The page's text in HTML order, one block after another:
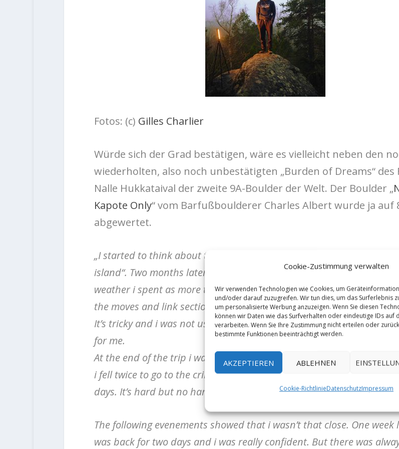
Cookie-Zustimmung verwalten
Wir verwenden Technologien wie Cookies, um
und/oder darauf zuzugreifen. Wir tun dies, um das Surferlebnis
um personalisierte Werbung anzuzeigen. Wenn Sie diesen
können wir Daten wie das Surfverhalten oder eindeutige IDs auf
verarbeiten. Wenn Sie Ihre Zustimmung nicht erteilen oder
bestimmte Funktionen beeinträchtigt werden.
AKZEPTIEREN ABLEHNEN
Cookie-RichtlinieDatenschutzImpressum
Fotos: (c) Gilles Charlier
Würde sich der Grad bestätigen, wäre es vielleicht neben den
wiederholten, also noch unbestätigten „Burden of Dreams“ des
Nalle Hukkataival der zweite 9A-Boulder der Welt. Der Boulder „
Kapote Only“ vom Barfußboulderer Charles Albert wurde ja auf
abgewertet.
„I started to think about this boulder right after my quick send of „big
island“. Two months later i was back in Font for two week. Despite of
weather i spent as more time as possible in the boulder trying to
the moves and link sections. It took me 6 sessions to succeed the
It’s tricky and i was not use to kneebar so it was the most
for me.
At the end of the trip i was ready to put some real attempts. The
i fell twice to go to the crimp at the end and i thougt „I’m so close in
days. It’s hard but no harder than 8c+“.
The following evenements showed that i wasn’t that close. One week
was back for two days and i was really confident. But there was